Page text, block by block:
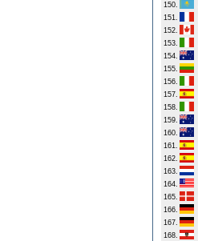
150.
151.
152.
153.
154.
155.
156.
157.
158.
159.
160.
161.
162.
163.
164.
165.
166.
167.
168.